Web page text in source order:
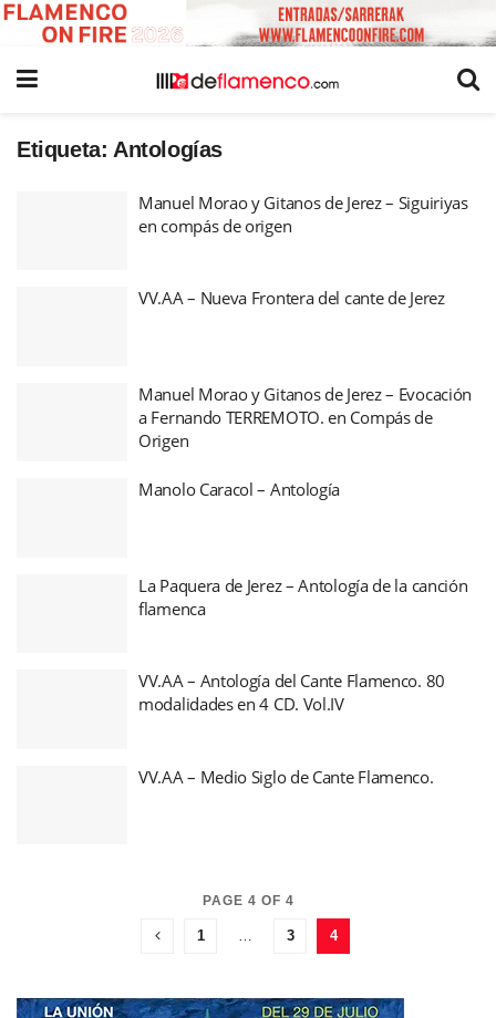
Etiqueta: Antologías
Manuel Morao y Gitanos de Jerez – Siguiriyas
en compás de origen
VV.AA – Nueva Frontera del cante de Jerez
Manuel Morao y Gitanos de Jerez – Evocación
a Fernando TERREMOTO. en Compás de
Origen
Manolo Caracol – Antología
La Paquera de Jerez – Antología de la canción
flamenca
VV.AA – Antología del Cante Flamenco. 80
modalidades en 4 CD. Vol.IV
VV.AA – Medio Siglo de Cante Flamenco.
PAGE 4 OF 4
1 … 3 4